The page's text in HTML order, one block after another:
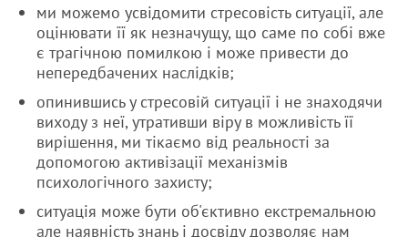
ми можемо усвідомити стресовість ситуації, але
оцінювати її як незначущу, що саме по собі вже
є трагічною помилкою і може привести до
непередбачених наслідків;
опинившись у стресовій ситуації і не знаходячи
виходу з неї, утративши віру в можливість її
вирішення, ми тікаємо від реальності за
допомогою активізації механізмів
психологічного захисту;
ситуація може бути об'єктивно екстремальною
але наявність знань і досвіду дозволяє нам